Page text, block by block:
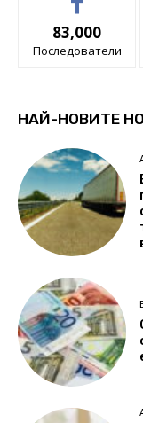
83,000
Последователи
НАЙ-НОВИТЕ